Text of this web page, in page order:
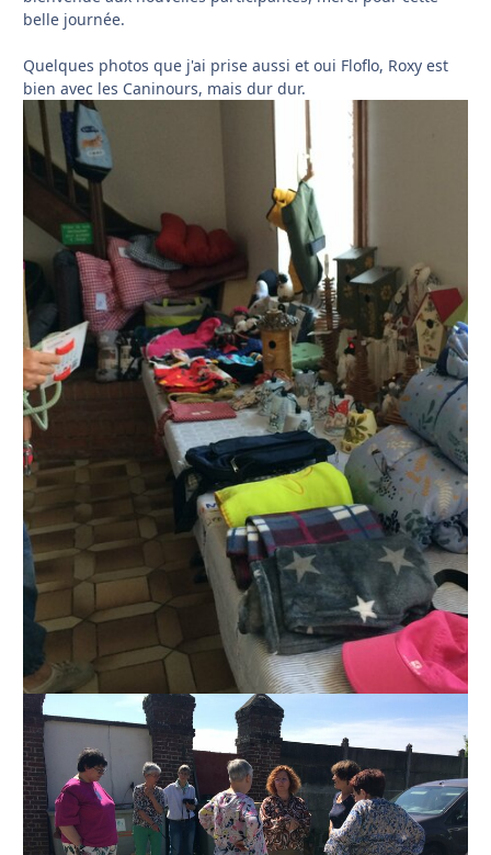
belle journée.
Quelques photos que j'ai prise aussi et oui Floflo, Roxy est
bien avec les Caninours, mais dur dur.